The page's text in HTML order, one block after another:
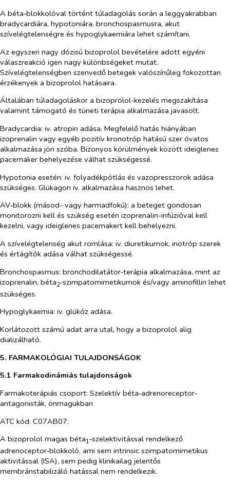
A béta‑blokkolóval történt túladagolás során a leggyakrabban
bradycardiára, hypotoniára, bronchospasmusra, akut
szívelégtelenségre és hypoglykaemiára lehet számítani.
Az egyszeri nagy dózisú bizoprolol bevételére adott egyéni
válaszreakció igen nagy különbségeket mutat.
Szívelégtelenségben szenvedő betegek valószínűleg fokozottan
érzékenyek a bizoprolol hatásaira.
Általában túladagoláskor a bizoprolol-kezelés megszakítása
valamint támogató és tüneti terápia alkalmazása javasolt.
Bradycardia: iv. atropin adása. Megfelelő hatás hiányában
izoprenalin vagy egyéb pozitív kronotróp hatású szer óvatos
alkalmazása jön szóba. Bizonyos körülmények között ideiglenes
pacemaker behelyezése válhat szükségessé.
Hypotonia esetén: iv. folyadékpótlás és vazopresszorok adása
szükséges. Glükagon iv. alkalmazása hasznos lehet.
AV‑blokk (másod- vagy harmadfokú): a beteget gondosan
monitorozni kell és szükség esetén izoprenalin-infúzióval kell
kezelni, vagy ideiglenes pacemakert kell behelyezni.
A szívelégtelenség akut romlása: iv. diuretikumok, inotróp szerek
és értágítók adása válhat szükségessé.
Bronchospasmus: bronchodilatátor‑terápia alkalmazása, mint az
izoprenalin, béta2‑szimpatomimetikumok és/vagy aminofillin lehet
szükséges.
Hypoglykaemia: iv. glükóz adása.
Korlátozott számú adat arra utal, hogy a bizoprolol alig
dializálható.
5. FARMAKOLÓGIAI TULAJDONSÁGOK
5.1 Farmakodinámiás tulajdonságok
Farmakoterápiás csoport: Szelektív béta‑adrenoreceptor-
antagonisták, önmagukban
ATC kód: C07AB07.
A bizoprolol magas béta1‑szelektivitással rendelkező
adrenoceptor‑blokkoló, ami sem intrinsic szimpatomimetikus
aktivitással (ISA), sem pedig klinikailag jelentős
membránstabilizáló hatással nem rendelkezik.